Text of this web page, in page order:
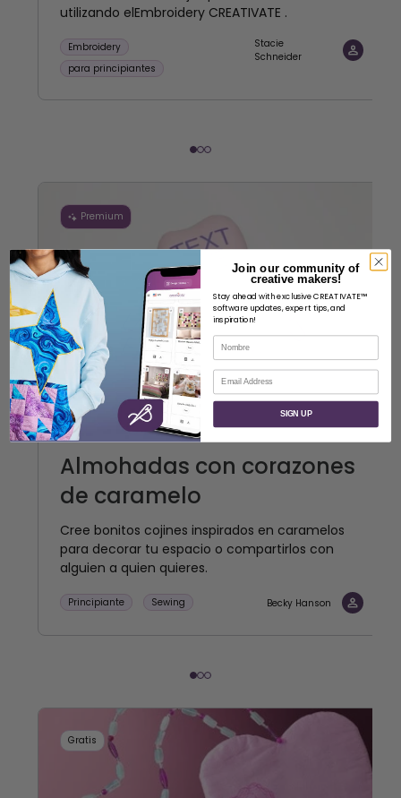
utilizando elEmbroidery CREATIVATE .
Embroidery
para principiantes
Stacie
Schneider
Premium
Almohadas con corazones
de caramelo
Cree bonitos cojines inspirados en caramelos
para decorar tu espacio o compartirlos con
alguien a quien quieres.
Principiante Sewing Becky Hanson
Gratis
Join our community of
creative makers!
Stay ahead with exclusive CREATIVATE™
software updates, expert tips, and
inspiration!
Nombre
Correo electrónico
SIGN UP